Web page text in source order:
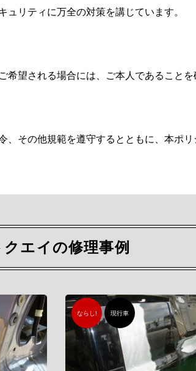
リティに万全の対策を講じています。
希望される場合には、ご本人であること
、その他規範を遵守するとともに、本ポ
クエイの修理事例
ならし! 現行車